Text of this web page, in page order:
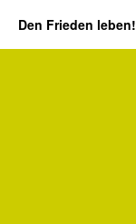
Den Frieden leben!